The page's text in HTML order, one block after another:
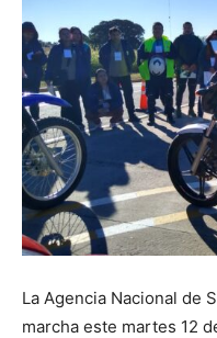
La Agencia Nacional de
marcha este martes 12